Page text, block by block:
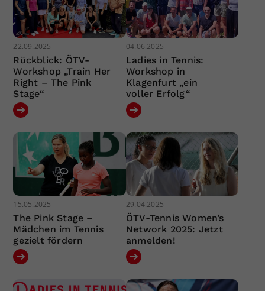
22.09.2025
Rückblick: ÖTV-
Workshop „Train Her
Right – The Pink
Stage“
04.06.2025
Ladies in Tennis:
Workshop in
Klagenfurt „ein
voller Erfolg“
15.05.2025
The Pink Stage –
Mädchen im Tennis
gezielt fördern
29.04.2025
ÖTV-Tennis Women’s
Network 2025: Jetzt
anmelden!